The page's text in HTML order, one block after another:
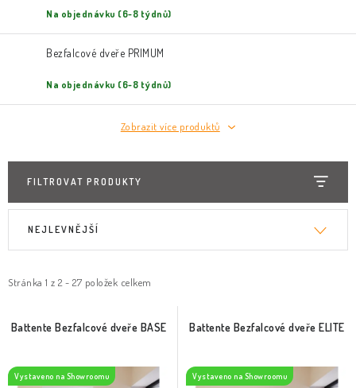
Na objednávku (6-8 týdnů)
Bezfalcové dveře PRIMUM
Na objednávku (6-8 týdnů)
Zobrazit více produktů
FILTROVAT PRODUKTY
i
p
o
Stránka 1 z 2 - 27 položek celkem
e
í
r
NEJLEVNĚJŠÍ
Battente Bezfalcové dveře BASE
Vystaveno na Showroomu
Battente Bezfalcové dveře ELITE
Vystaveno na Showroomu